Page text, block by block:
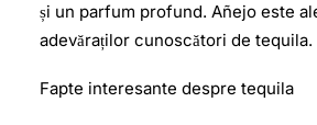
și un parfum profund. Añejo este
adevăraților cunoscători de tequila.
Fapte interesante despre tequila